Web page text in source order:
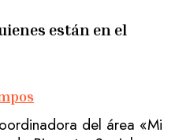
están en el
del área «Mi